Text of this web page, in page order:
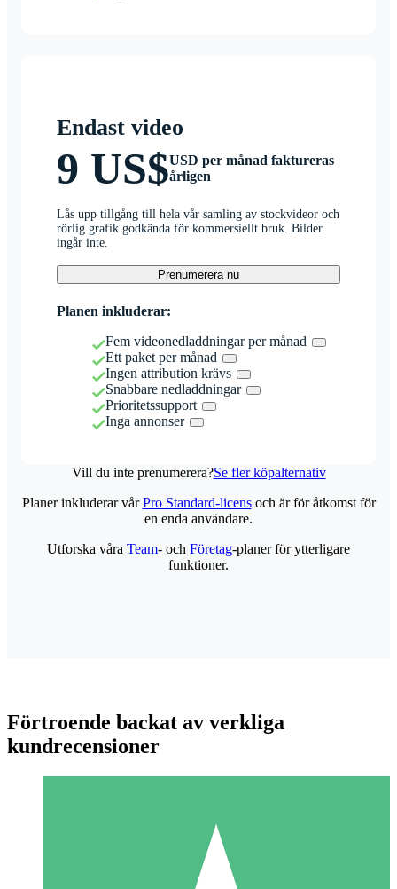
Endast video
9 US$USD per månad faktureras
årligen
Lås upp tillgång till hela vår samling av stockvideor och
rörlig grafik godkända för kommersiellt bruk. Bilder
ingår inte.
Prenumerera nu
Planen inkluderar:
Fem videonedladdningar per månad
Ett paket per månad
Ingen attribution krävs
Snabbare nedladdningar
Prioritetssupport
Inga annonser
Vill du inte prenumerera?Se fler köpalternativ
Individuella Kreditpaket
Planer inkluderar vårPro Standard-licensoch är för åtkomst för
en enda användare.
Utforska våra Team- och Företag-planer för ytterligare
funktioner.
Förtroende backat av verkliga
kundrecensioner